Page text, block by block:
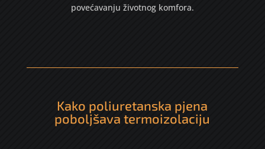
povećavanju životnog komfora.
Kako poliuretanska pjena
poboljšava termoizolaciju